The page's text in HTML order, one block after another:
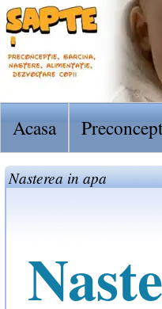
Acasa
Nasterea in apa